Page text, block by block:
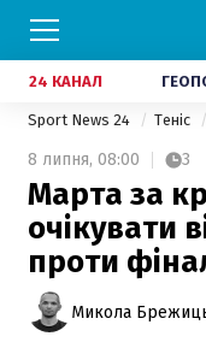
24 КАНАЛ
Sport News 24 Теніс
8 липня, 08:00 3
Марта за
очікувати
проти
Микола